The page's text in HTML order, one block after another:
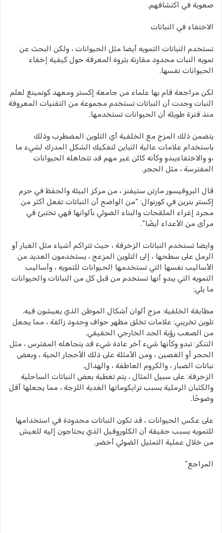
صعوبة في اكتشافهم.
الاختفاء في النباتات
تستخدم النباتات التمويه أيضا مثل الحيوانات ، ولكن البحث عن
تمويه النبات محدود مقارنة بثروة المعرفة حول كيفية إخفاء
الحيوانات نفسها.
لكن مراجعة قام بها علماء من جامعة إكستر ومعهد كونمينغ لعلم
النبات وجدت أن النباتات تستخدم مجموعة من التقنيات المعروفة
منذ فترة طويلة أن الحيوانات تستخدمها.
يتضمن ذلك المزج مع الخلفية أي التلوين المضطرب وذلك
باستخدام علامات عالية التباين لتفكيك الشكل المدرك لشيء ما
،و والاختفاءيبدو وكأنه كائن غير مهم قد تتجاهله الحيوانات
المفترسة ، مثل الحجر.
قال البروفيسور مارتن ستيفنز ، من مركز البيئة والحفظ في حرم
إكستر بنرين في كورنوال: “من الواضح أن النباتات تفعل أكثر من
مجرد إغراء الملقحات والبناء الضوئي بألوانها فهي تختبئ في
مرأى من الأعداء أيضًا”.
وايضا تستخدم النباتات الزخرفة ، حيث تتراكم أشياء مثل الغبار أو
الرمل على سطحها ، إلى التلوين المزعج ، يستخدمون العديد من
الأساليب نفسها التي تستخدمها الحيوانات للتمويه ، وأساليب
التمويه التي يبدو أنها تستخدم من قبل كل من النباتات والحيوانات
ما يلي:
مطابقة الخلفية: مزج ألوان أشكال الموطن الذي يعيشون فيه.
تلوين تخريبي: علامات تخلق مظهر حواف وحدود زائفة ، مما يجعل
من الصعب رؤية الحد الخارجي الحقيقي.
التنكر: تبدو وكأنها شيء آخر عادة شيء قد يتجاهله المفترس ، مثل
الحجر أو الغصين ، ومن الأمثلة على ذلك الأحجار الحية ، وبعض
نباتات الصبار ، والكروم العاطفة ، والهدال.
الزخرفة: على سبيل المثال ، يتم تغطية بعض النباتات الساحلية
والكثبان الرملية بسبب ترايكوماتها الغدية اللزجة ، مما يجعلها أقل
وضوحًا.
على عكس الحيوانات ، قد تكون النباتات محدودة في استخدامها
للتمويه بسبب حقيقة أن الكلوروفيل الذي يحتاجون إليه للعيش
من خلال عملية التمثيل الضوئي أخضر.
المراجع"